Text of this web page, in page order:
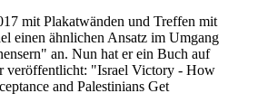
mit Plakatwänden und Treffen mit
einen ähnlichen Ansatz im Umgang
an. Nun hat er ein Buch auf
veröffentlicht: "Israel Victory - How
and Palestinians Get